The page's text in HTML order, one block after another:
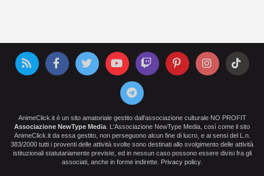
AnimeClick.it è un sito amatoriale gestito dall'associazione culturale NO PROFIT
Associazione NewType Media . L'Associazione NewType Media, così come il sito
AnimeClick.it da essa gestito, non perseguono alcun fine di lucro, e ai sensi del L.n.
383/2000 tutti i proventi delle attività svolte sono destinati allo svolgimento delle attività
istituzionali statutariamente previste, ed in nessun caso possono essere divisi fra gli
associati, anche in forme indirette. Privacy policy.